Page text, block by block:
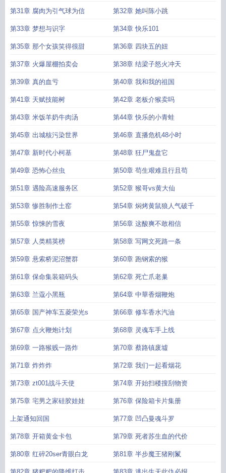
第31章 腐肉为引气球为信 第32章 她叫陈小跳
第33章 梦想与识字 第34章 快乐101
第35章 那个女孩笑得很甜 第36章 四块五的妞
第37章 火爆屋棚拍卖会 第38章 结梁子怒火冲天
第39章 真的血亏 第40章 我和我的祖国
第41章 天赋技能树 第42章 老板介猴卖吗
第43章 米饭羊奶牛肉汤 第44章 快乐的小青蛙
第45章 出城核污染世界 第46章 直播危机48小时
第47章 新时代小柯基 第48章 狂尸鬼盘它
第49章 恐怖心丝虫 第50章 苟生艰难且行且苟
第51章 遇险高速服务区 第52章 猴哥vs黄大仙
第53章 惨胜制作土窑 第54章 焖烤黄鼠狼人气破千
第55章 惊悚的雪夜 第56章 这酸爽不敢相信
第57章 人类精英榜 第58章 写网文死路一条
第59章 悬索桥泥沼蟹群 第60章 跑钢索的猴
第61章 保命集装箱码头 第62章 死亡爪老巢
第63章 兰蔻小黑瓶 第64章 中華香烟鞭炮
第65章 国产神车五菱荣光s 第66章 修车香水汽油
第67章 点火鞭炮计划 第68章 灵魂车手上线
第69章 一路猴贱一路炸 第70章 蔡路镇废墟
第71章 炸炸炸 第72章 我们一起看烟花
第73章 zt001战斗天使 第74章 开始扫楼搜刮物资
第75章 宅男之家硅胶娃娃 第76章 保险箱卡片集册
上架通知回国 第77章 凹凸曼魂斗罗
第78章 开箱黄金卡包 第79章 死者苏生血的代价
第80章 红碎20ser青眼白龙 第81章 半步魔王猪刚鬣